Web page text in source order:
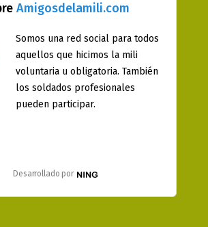
Amigosdelamili.com
Somos una red social para todos
aquellos que hicimos la mili
voluntaria u obligatoria. También
los soldados profesionales
pueden participar.
Desarrollado por